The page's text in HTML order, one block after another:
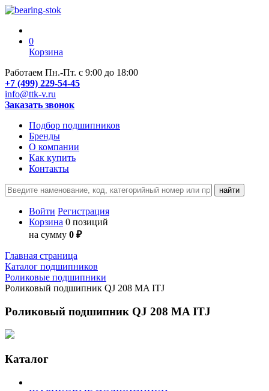
0
Корзина
Работаем Пн.-Пт. с 9:00 до 18:00
+7 (499) 229-54-45
info@ttk-v.ru
Заказать звонок
Подбор подшипников
Бренды
О компании
Как купить
Контакты
Войти Регистрация
Корзина 0 позиций
на сумму 0 ₽
Главная страница
Каталог подшипников
Роликовые подшипники
Роликовый подшипник QJ 208 MA ITJ
Роликовый подшипник QJ 208 MA ITJ
Каталог